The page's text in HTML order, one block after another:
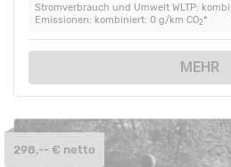
Stromverbrauch und Umwelt WLTP:
Emissionen: kombiniert: 0 g/km CO2*
MEHR
298,-- € netto